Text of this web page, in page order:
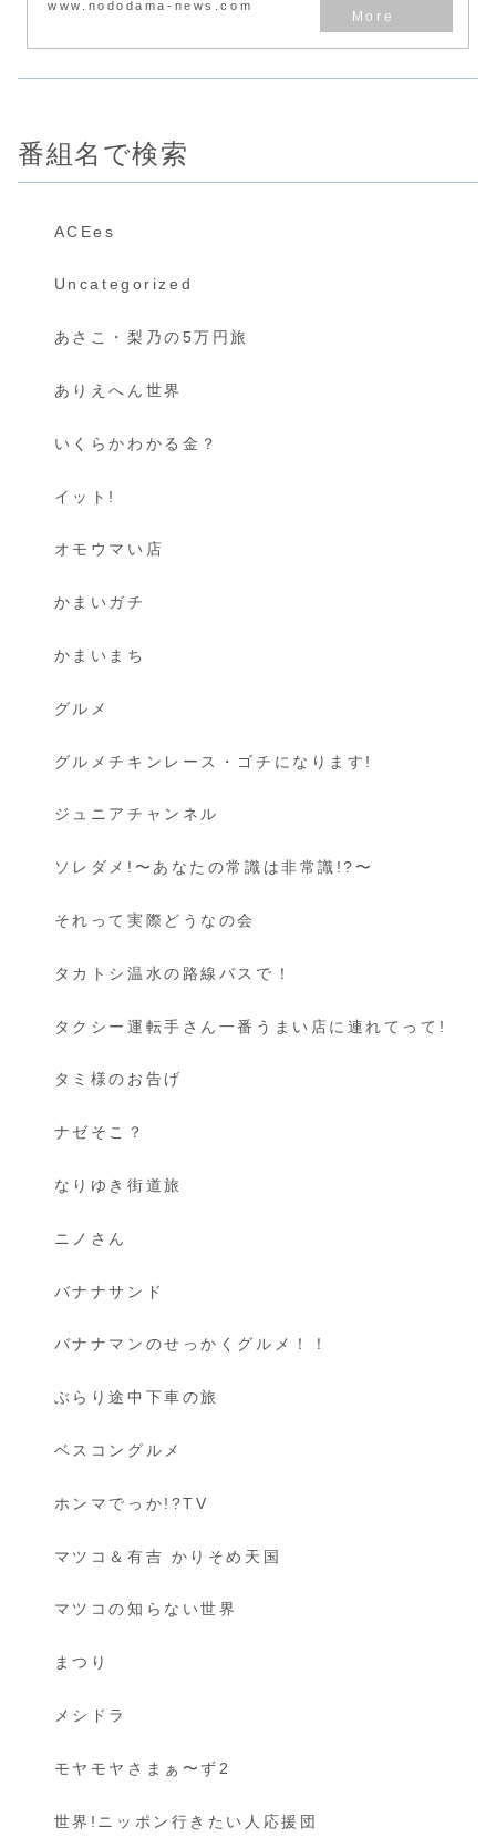
www.nododama-news.com
番組名で検索
ACEes
Uncategorized
あさこ・梨乃の5万円旅
ありえへん世界
いくらかわかる金？
イット!
オモウマい店
かまいガチ
かまいまち
グルメ
グルメチキンレース・ゴチになります!
ジュニアチャンネル
ソレダメ!〜あなたの常識は非常識!?〜
それって実際どうなの会
タカトシ温水の路線バスで！
タクシー運転手さん一番うまい店に連れてって!
タミ様のお告げ
ナゼそこ？
なりゆき街道旅
ニノさん
バナナサンド
バナナマンのせっかくグルメ！！
ぶらり途中下車の旅
ベスコングルメ
ホンマでっか!?TV
マツコ＆有吉 かりそめ天国
マツコの知らない世界
まつり
メシドラ
モヤモヤさまぁ〜ず2
世界!ニッポン行きたい人応援団